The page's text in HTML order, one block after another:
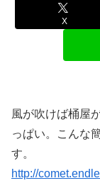
X
風が吹けば桶屋
っぱい。こんな
す。
http://